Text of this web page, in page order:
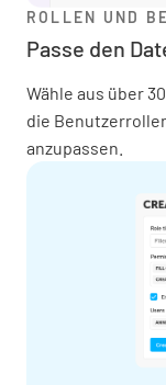
ROLLEN UND
Passe den
Wähle aus über
die
anzupassen.